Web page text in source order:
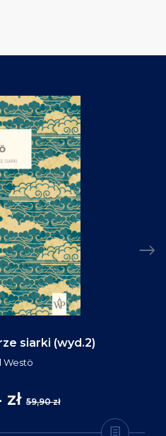
siarki (wyd.2)
Westö
59,90 zł